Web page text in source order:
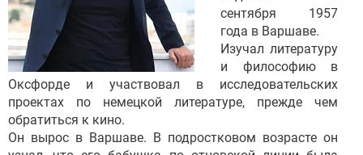
сентября 1957
года в Варшаве.
Изучал литературу
и философию в
Оксфорде и участвовал в исследовательских
проектах по немецкой литературе, прежде чем
обратиться к кино.
Он вырос в Варшаве. В подростковом возрасте он